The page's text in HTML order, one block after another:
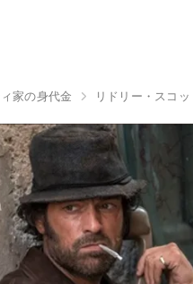
家の身代金 リドリー・スコ